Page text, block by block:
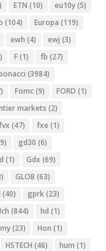
ETN (10) eu10y(5)
(104) Europa (119)
ewh (4) ewj (3)
F(1) fb (27)
(3984)
Fomc(9) FORD (1)
markets (2)
(47) fxe (1)
gd30 (6)
(1) Gdx (69)
GLOB (63)
(40) gprk(23)
(844) hd (1)
(23) Hon (1)
HSTECH (46) hum (1)